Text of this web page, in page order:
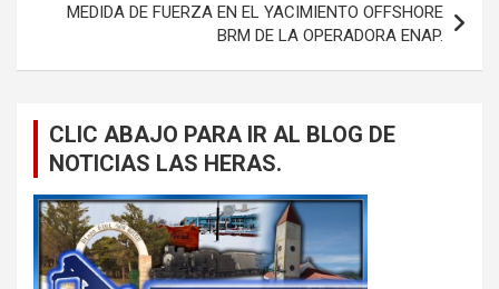
MEDIDA DE FUERZA EN EL YACIMIENTO OFFSHORE
BRM DE LA OPERADORA ENAP.
CLIC ABAJO PARA IR AL BLOG DE
NOTICIAS LAS HERAS.